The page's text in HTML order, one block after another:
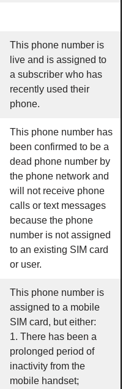
This phone number is
live and is assigned to
a subscriber who has
recently used their
phone.
This phone number has
been confirmed to be a
dead phone number by
the phone network and
will not receive phone
calls or text messages
because the phone
number is not assigned
to an existing SIM card
or user.
This phone number is
assigned to a mobile
SIM card, but either:
1. There has been a
prolonged period of
inactivity from the
mobile handset;